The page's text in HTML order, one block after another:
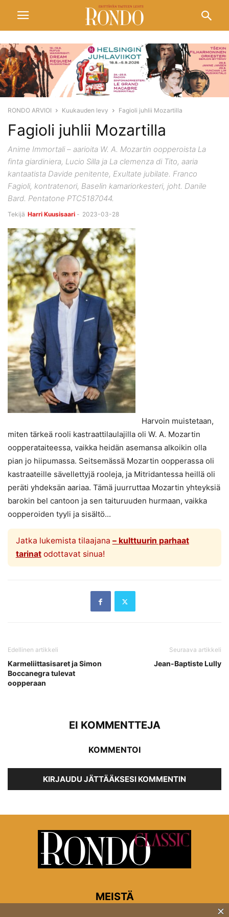
RONDO ARVIOI Kuukauden levy Fagioli juhlii Mozartilla
Fagioli juhlii Mozartilla
Anime Immortali – aarioita W. A. Mozartin oopperoista La
finta giardiniera, Lucio Silla ja La clemenza di Tito, aaria
kantaatista Davide penitente, Exultate jubilate. Franco
Fagioli, kontratenori, Baselin kamariorkesteri, joht. Danile
Bard. Pentatone PTC5187044.
Tekijä Harri Kuusisaari - 2023-03-28
Harvoin muistetaan,
miten tärkeä rooli kastraattilaulajilla oli W. A. Mozartin
oopperataiteessa, vaikka heidän asemansa alkoikin olla
pian jo hiipumassa. Seitsemässä Mozartin oopperassa oli
kastraateille sävellettyjä rooleja, ja Mitridantessa heillä oli
peräti yhdeksän aariaa. Tämä juurruttaa Mozartin yhteyksiä
barokin bel cantoon ja sen taituruuden hurmaan, vaikka
oopperoiden tyyli ja sisältö...
Jatka lukemista tilaajana – kulttuurin parhaat
tarinatodottavat sinua!
Edellinen artikkeli
Karmeliittasisaret ja Simon
Boccanegra tulevat
oopperaan
Seuraava artikkeli
Jean-Baptiste Lully
EI KOMMENTTEJA
KOMMENTOI
KIRJAUDU JÄTTÄÄKSESI KOMMENTIN
MEISTÄ